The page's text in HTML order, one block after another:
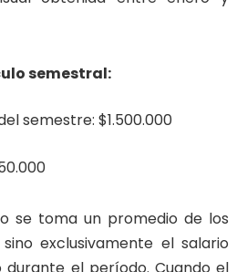
semestral:
semestre: $1.500.000
se toma un promedio de los
exclusivamente el salario
el período. Cuando el